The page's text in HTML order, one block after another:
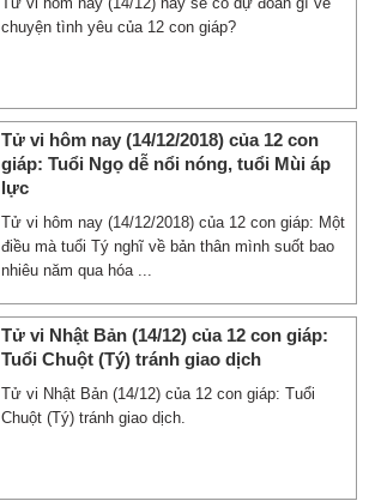
chuyện tình yêu của 12 con giáp?
Tử vi hôm nay (14/12/2018) của 12 con
giáp: Tuổi Ngọ dễ nổi nóng, tuổi Mùi áp
lực
Tử vi hôm nay (14/12/2018) của 12 con giáp: Một
điều mà tuổi Tý nghĩ về bản thân mình suốt bao
nhiêu năm qua hóa ...
Tử vi Nhật Bản (14/12) của 12 con giáp:
Tuổi Chuột (Tý) tránh giao dịch
Tử vi Nhật Bản (14/12) của 12 con giáp: Tuổi
Chuột (Tý) tránh giao dịch.